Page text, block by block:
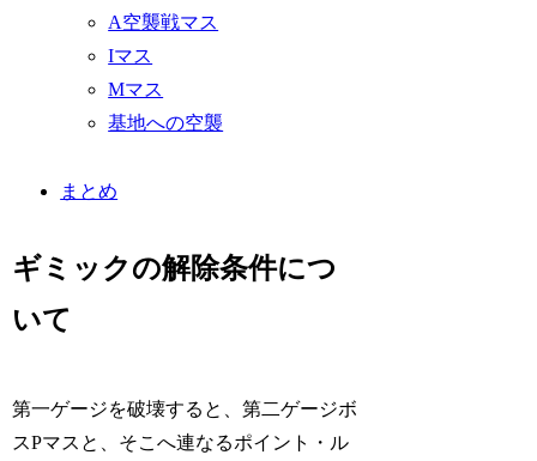
A空襲戦マス
Iマス
Mマス
基地への空襲
まとめ
ギミックの解除条件につ
いて
第一ゲージを破壊すると、第二ゲージボ
スPマスと、そこへ連なるポイント・ル